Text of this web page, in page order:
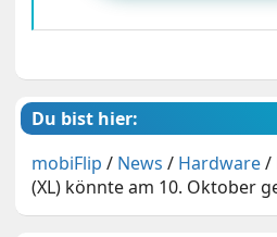
Du bist hier:
mobiFlip / News / Hardware/
(XL) könnte am 10. Oktober